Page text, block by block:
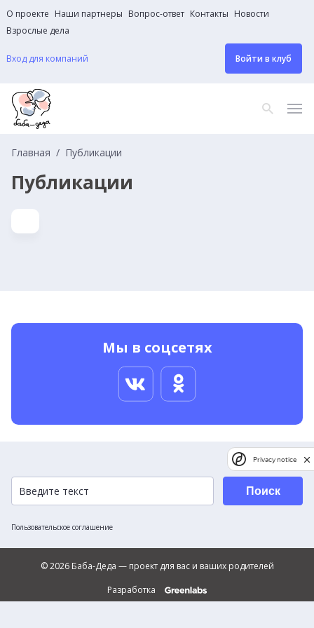
О проекте Наши партнеры Вопрос-ответ Контакты Новости
Взрослые дела
Вход для компаний Войти в клуб
Главная Публикации
Публикации
Мы в соцсетях
Пользовательское соглашение
Поиск
© 2026 Баба-Деда — проект для вас и ваших родителей
Разработка
Privacy notice